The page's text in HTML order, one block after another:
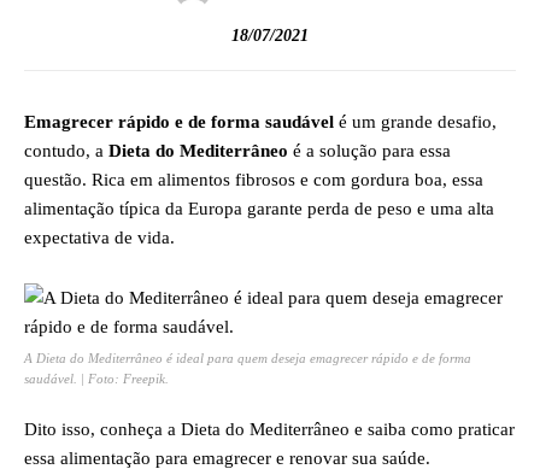
18/07/2021
Emagrecer rápido e de forma saudável é um grande desafio,
contudo, a Dieta do Mediterrâneo é a solução para essa
questão. Rica em alimentos fibrosos e com gordura boa, essa
alimentação típica da Europa garante perda de peso e uma alta
expectativa de vida.
A Dieta do Mediterrâneo é ideal para quem deseja emagrecer rápido e de forma
saudável. | Foto: Freepik.
Dito isso, conheça a Dieta do Mediterrâneo e saiba como praticar
essa alimentação para emagrecer e renovar sua saúde.